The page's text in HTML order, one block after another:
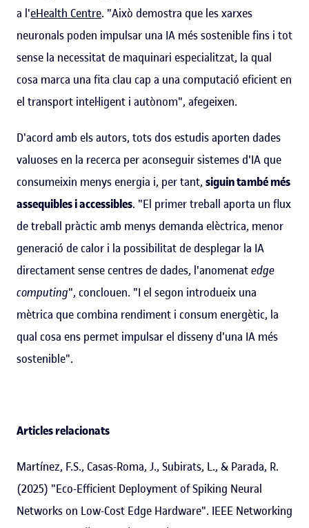
a l'eHealth Centre. "Això demostra que les xarxes
neuronals poden impulsar una IA més sostenible fins i tot
sense la necessitat de maquinari especialitzat, la qual
cosa marca una fita clau cap a una computació eficient en
el transport intel·ligent i autònom", afegeixen.
D'acord amb els autors, tots dos estudis aporten dades
valuoses en la recerca per aconseguir sistemes d'IA que
consumeixin menys energia i, per tant, siguin també més
assequibles i accessibles. "El primer treball aporta un flux
de treball pràctic amb menys demanda elèctrica, menor
generació de calor i la possibilitat de desplegar la IA
directament sense centres de dades, l'anomenatedge
computing", conclouen. "I el segon introdueix una
mètrica que combina rendiment i consum energètic, la
qual cosa ens permet impulsar el disseny d'una IA més
sostenible".
Articles relacionats
Martínez, F.S., Casas-Roma, J., Subirats, L., & Parada, R.
(2025) "Eco-Efficient Deployment of Spiking Neural
Networks on Low-Cost Edge Hardware". IEEE Networking